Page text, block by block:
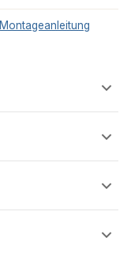
mit seinem hohen